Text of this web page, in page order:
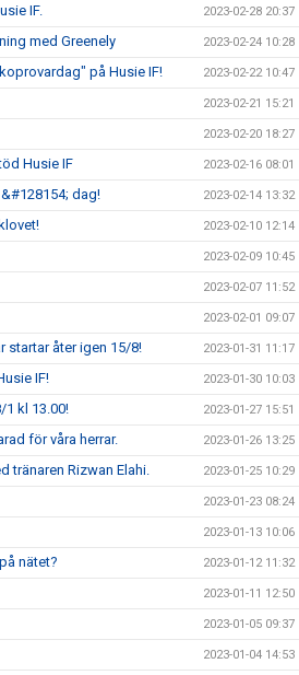
IF. 2023-02-28 20:37
med Greenely 2023-02-24 10:28
på Husie IF! 2023-02-22 10:47
2023-02-21 15:21
2023-02-20 18:27
Husie IF 2023-02-16 08:01
dag! 2023-02-14 13:32
2023-02-10 12:14
2023-02-09 10:45
2023-02-07 11:52
2023-02-01 09:07
startar åter igen 15/8! 2023-01-31 11:17
IF! 2023-01-30 10:03
1 kl 13.00! 2023-01-27 15:51
för våra herrar. 2023-01-26 13:25
tränaren Rizwan Elahi. 2023-01-25 10:29
2023-01-23 08:24
2023-01-13 10:06
nätet? 2023-01-12 11:32
2023-01-11 12:50
2023-01-05 09:37
2023-01-04 14:53